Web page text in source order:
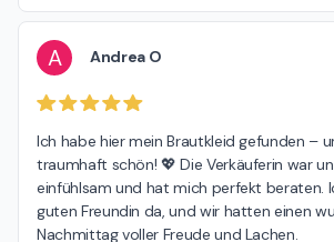
A Andrea O
Ich habe hier mein Brautkleid gefunden –
traumhaft schön! 💖 Die Verkäuferin war
einfühlsam und hat mich perfekt beraten.
guten Freundin da, und wir hatten einen
Nachmittag voller Freude und Lachen.